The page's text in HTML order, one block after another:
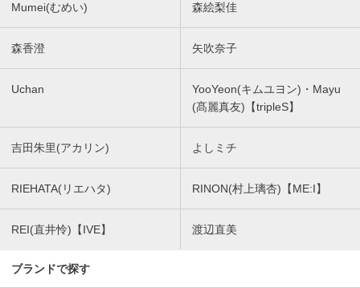
Mumei(むめい) 森絵梨佳
森香澄 矢吹奈子
Uchan
YooYeon(キムユヨン)・Mayu
(髙麗真友)【tripleS】
吉田朱里(アカリン) よしミチ
RIEHATA(リエハタ) RINON(村上璃杏)【ME:I】
REI(直井怜)【IVE】 渡辺直美
ブランドで探す